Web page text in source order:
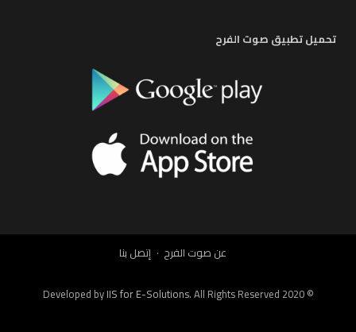
تحميل تطبيق صوت الفرح
عن صوت الفرح إتصل بنا
© Developed by
IIS for E-Solutions. All Rights Reserved 2020